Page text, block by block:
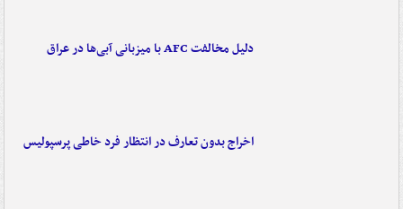
دلیل مخالفت AFC با میزبانی آبی‌ها در عراق
اخراج بدون تعارف در انتظار فرد خاطی پرسپولیس